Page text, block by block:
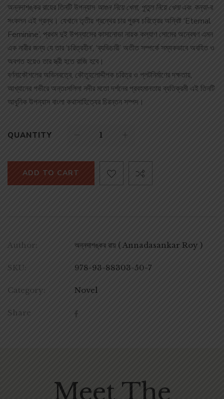
অন্নদাশঙ্কর রায়ের তিনটি উপন্যাস আগুন নিয়ে খেলা, পুতুল নিয়ে খেলাএবং কন্যা-র
সংকলন এই গ্রন্থ। যেখানে তৃতীয় গ্রন্থের চার পুরুষ চরিত্রের অন্বিষ্ট ‘Eternal
Feminine’, প্রথম দুই উপন্যাসের কাসানোভা নায়ক কল্যাণ সোমের অন্বেষণ এমন
এক নারীর জন্য যে তার ‘চরিত্রহীন’, ‘ব্যভিচারী’ অতীত সম্পর্কে সম্যকভাবে অবহিত ও
অবগত হয়েও তার স্ত্রী হতে রাজি হবে।
বর্ণনাকৌশলের অভিনবত্বে, কৌতূহলোদ্দীপক চরিত্র ও প্লটনির্মাণের দক্ষতায়,
আখ্যানের গভীরে অন্তঃসলিলা নদীর মতো দর্শনের প্রবহমানতায় ব্যতিক্রমী এই তিনটি
আধুনিক উপন্যাস বাংলা কথাসাহিত্যের চিরন্তন সম্পদ।
QUANTITY
ADD TO CART
Author: অন্নদাশঙ্কর রায় ( Annadasankar Roy )
SKU: 978-93-88303-50-7
Category: Novel
Share
Meet The